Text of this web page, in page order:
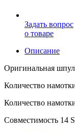
Задать вопрос
о товаре
Описание
Оригинальная
Количество
Количество
Совместимость 14